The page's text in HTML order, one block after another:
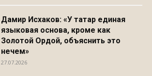
Дамир Исхаков: «У татар единая
языковая основа, кроме как
Золотой Ордой, объяснить это
нечем»
27.07.2026